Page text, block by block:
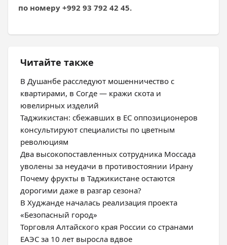
по номеру +992 93 792 42 45.
Читайте также
В Душанбе расследуют мошенничество с
квартирами, в Согде — кражи скота и
ювелирных изделий
Таджикистан: сбежавших в ЕС оппозиционеров
консультируют специалисты по цветным
революциям
Два высокопоставленных сотрудника Моссада
уволены за неудачи в противостоянии Ирану
Почему фрукты в Таджикистане остаются
дорогими даже в разгар сезона?
В Худжанде началась реализация проекта
«Безопасный город»
Торговля Алтайского края России со странами
ЕАЭС за 10 лет выросла вдвое